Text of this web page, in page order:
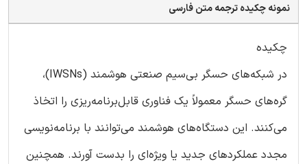
نمونه چکیده ترجمه متن فارسی
چکیده
در شبکه‌های حسگر بی‌سیم صنعتی هوشمند (IWSNs)،
گره‌های حسگر معمولاً یک فناوری قابل‌برنامه‌ریزی را اتخاذ
می‌کنند. این دستگاه‌های هوشمند می‌توانند با برنامه‌نویسی
مجدد عملکردهای جدید یا ویژه‌ای را بدست آورند. همچنین